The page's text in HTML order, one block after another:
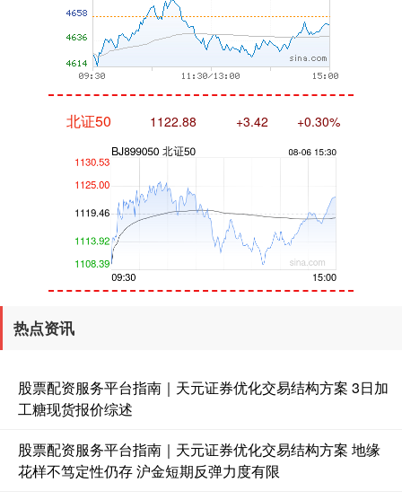
北证50
创业板指
热点资讯
股票配资服务平台指南｜天元证券优化交易结构方案 3日加
工糖现货报价综述
股票配资服务平台指南｜天元证券优化交易结构方案 地缘
花样不笃定性仍存 沪金短期反弹力度有限